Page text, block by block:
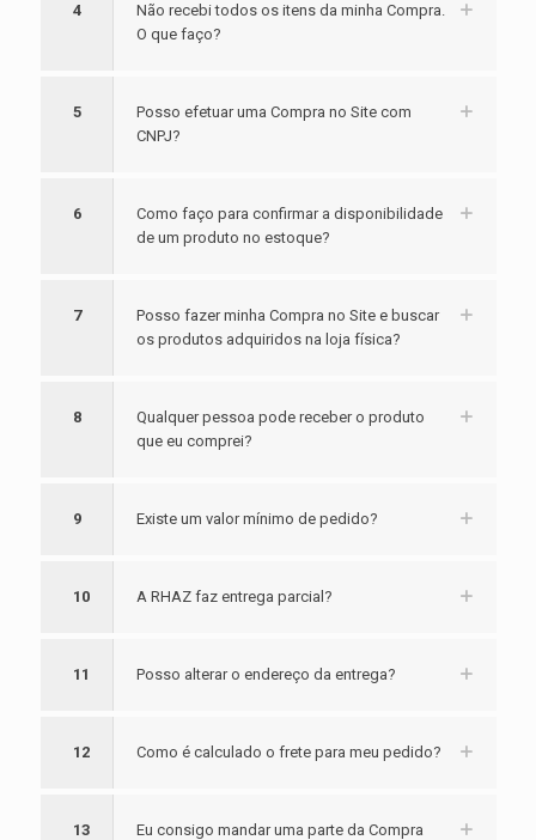
4
Não recebi todos os itens da minha Compra.
O que faço?
5
Posso efetuar uma Compra no Site com
CNPJ?
6
Como faço para confirmar a disponibilidade
de um produto no estoque?
7
Posso fazer minha Compra no Site e buscar
os produtos adquiridos na loja física?
8
Qualquer pessoa pode receber o produto
que eu comprei?
9 Existe um valor mínimo de pedido?
10 A RHAZ faz entrega parcial?
11 Posso alterar o endereço da entrega?
12 Como é calculado o frete para meu pedido?
13
Eu consigo mandar uma parte da Compra